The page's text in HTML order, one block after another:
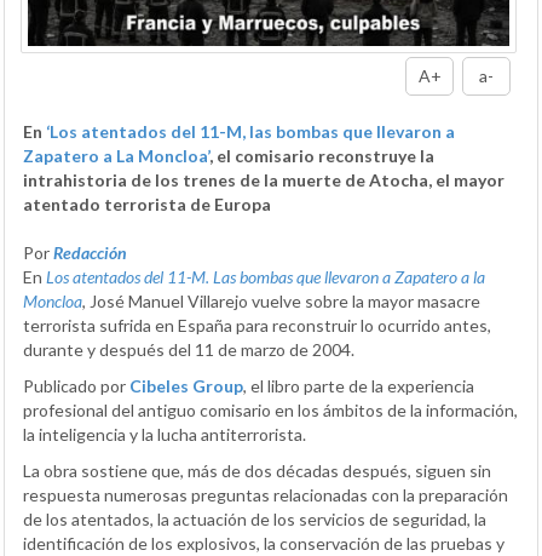
A+ a-
En ‘Los atentados del 11-M, las bombas que llevaron a
Zapatero a La Moncloa’, el comisario reconstruye la
intrahistoria de los trenes de la muerte de Atocha, el mayor
atentado terrorista de Europa
PorRedacción
En Los atentados del 11-M. Las bombas que llevaron a Zapatero a la
Moncloa, José Manuel Villarejo vuelve sobre la mayor masacre
terrorista sufrida en España para reconstruir lo ocurrido antes,
durante y después del 11 de marzo de 2004.
Publicado por Cibeles Group, el libro parte de la experiencia
profesional del antiguo comisario en los ámbitos de la información,
la inteligencia y la lucha antiterrorista.
La obra sostiene que, más de dos décadas después, siguen sin
respuesta numerosas preguntas relacionadas con la preparación
de los atentados, la actuación de los servicios de seguridad, la
identificación de los explosivos, la conservación de las pruebas y